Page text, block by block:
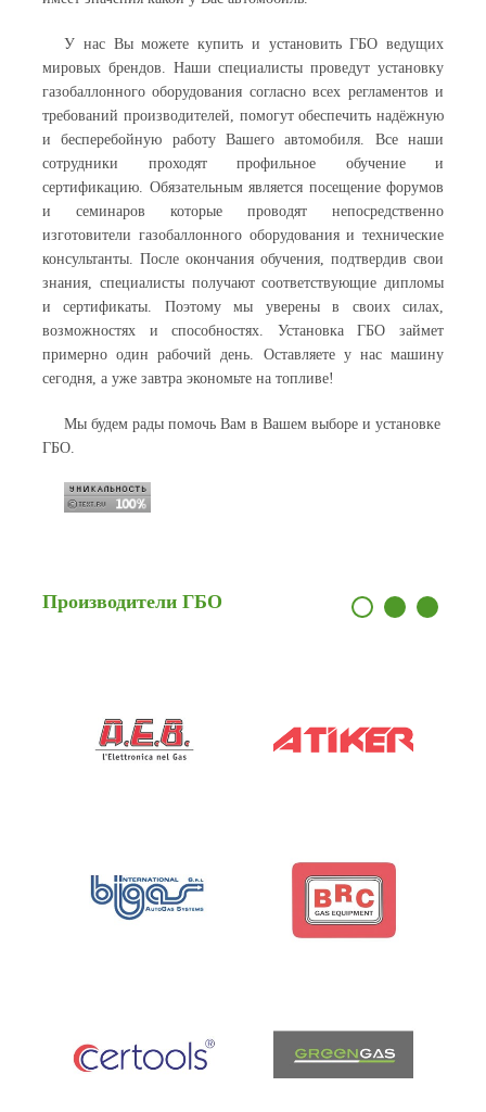
У нас Вы можете купить и установить ГБО ведущих
мировых брендов. Наши специалисты проведут установку
газобаллонного оборудования согласно всех регламентов и
требований производителей, помогут обеспечить надёжную
и бесперебойную работу Вашего автомобиля. Все наши
сотрудники проходят профильное обучение и
сертификацию. Обязательным является посещение форумов
и семинаров которые проводят непосредственно
изготовители газобаллонного оборудования и технические
консультанты. После окончания обучения, подтвердив свои
знания, специалисты получают соответствующие дипломы
и сертификаты. Поэтому мы уверены в своих силах,
возможностях и способностях. Установка ГБО займет
примерно один рабочий день. Оставляете у нас машину
сегодня, а уже завтра экономьте на топливе!
Мы будем рады помочь Вам в Вашем выборе и установке
ГБО.
Производители ГБО